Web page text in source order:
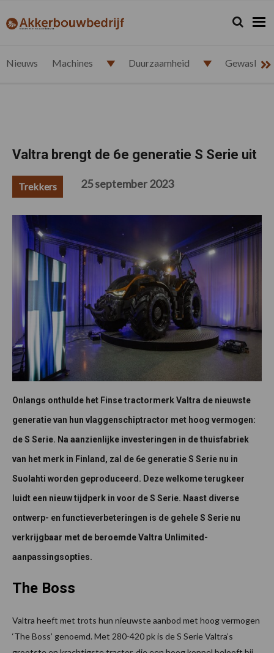
de
de
de
de
akkerbouwbedrijf.nl Zoeken...
Zoek
Nieuws Machines Duurzaamheid
Valtra brengt de 6e generatie S Serie uit
Trekkers 25 september 2023
Onlangs onthulde het Finse tractormerk Valtra de nieuwste
generatie van hun vlaggenschiptractor met hoog vermogen:
de S Serie. Na aanzienlijke investeringen in de thuisfabriek
van het merk in Finland, zal de 6e generatie S Serie nu in
Suolahti worden geproduceerd. Deze welkome terugkeer
luidt een nieuw tijdperk in voor de S Serie. Naast diverse
ontwerp- en functieverbeteringen is de gehele S Serie nu
verkrijgbaar met de beroemde Valtra Unlimited-
aanpassingsopties.
The Boss
Valtra heeft met trots hun nieuwste aanbod met hoog vermogen
‘The Boss’ genoemd. Met 280-420 pk is de S Serie Valtra’s